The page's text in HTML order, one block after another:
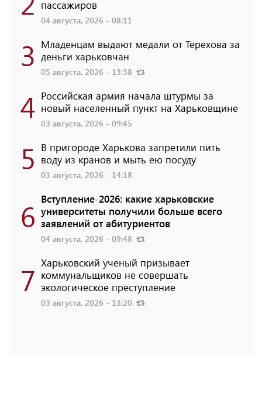
пассажиров
04 августа, 2026 - 08:11
3 Младенцам выдают медали от Терехова за
деньги харьковчан
05 августа, 2026 - 13:38
4 Российская армия начала штурмы за
новый населенный пункт на Харьковщине
03 августа, 2026 - 09:45
5 В пригороде Харькова запретили пить
воду из кранов и мыть ею посуду
03 августа, 2026 - 14:18
6 Вступление-2026: какие харьковские
университеты получили больше всего
заявлений от абитуриентов
04 августа, 2026 - 09:48
7 Харьковский ученый призывает
коммунальщиков не совершать
экологическое преступление
03 августа, 2026 - 13:20